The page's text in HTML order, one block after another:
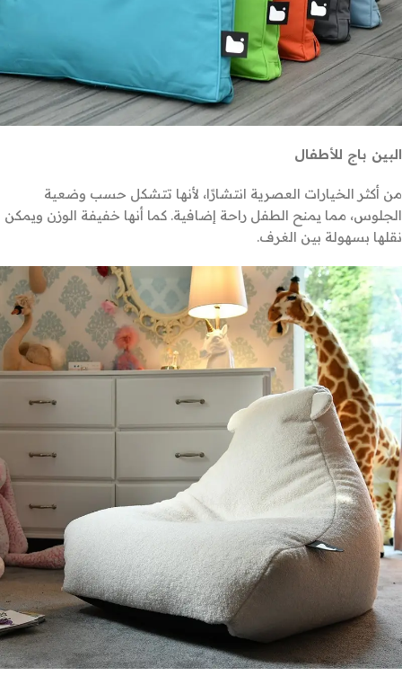
البين باج للأطفال
من أكثر الخيارات العصرية انتشارًا، لأنها تتشكل حسب وضعية
الجلوس، مما يمنح الطفل راحة إضافية. كما أنها خفيفة الوزن ويمكن
نقلها بسهولة بين الغرف.